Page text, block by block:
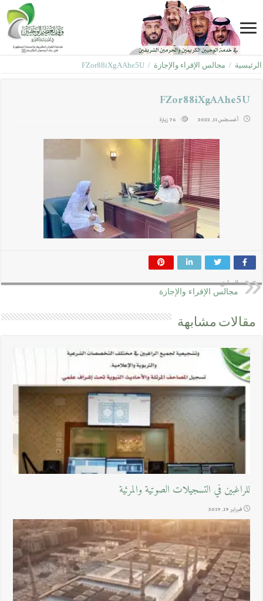
الرئيسية / مجالس الإقراء والإجازة /
FZor88iXgAAhe5U
FZor88iXgAAhe5U
أغسطس 11, 2022 76 زيارة
السابق
مجالس الإقراء والإجازة
مقالات مشابهة
للراغبين في التسجيلات الصوتية والمرئية
فبراير 19, 2019